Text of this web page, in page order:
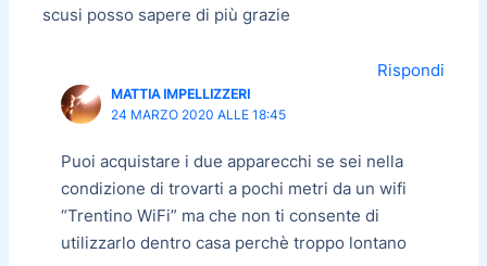
scusi posso sapere di più grazie
Rispondi
MATTIA IMPELLIZZERI
24 MARZO 2020 ALLE 18:45
Puoi acquistare i due apparecchi se sei nella
condizione di trovarti a pochi metri da un wifi
“Trentino WiFi” ma che non ti consente di
utilizzarlo dentro casa perchè troppo lontano